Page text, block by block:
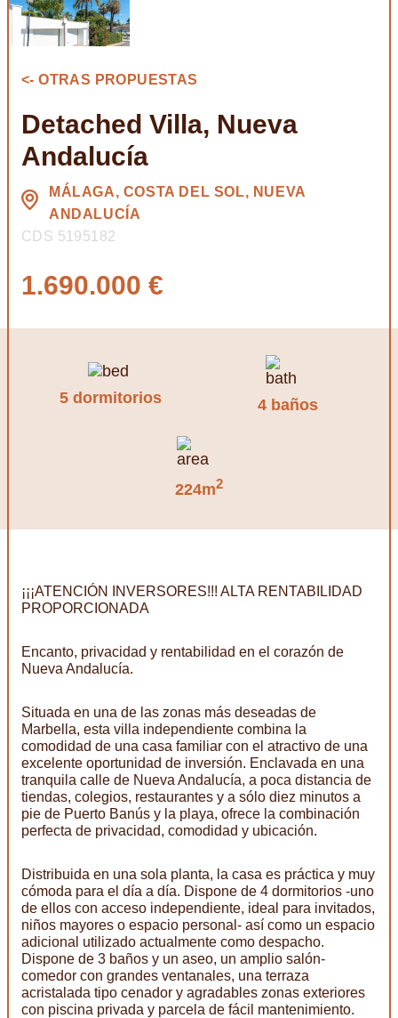
<- OTRAS PROPUESTAS
Detached Villa, Nueva
Andalucía
MÁLAGA, COSTA DEL SOL, NUEVA
ANDALUCÍA
CDS 5195182
1.690.000 €
5 dormitorios 4 baños
224m2
¡¡¡ATENCIÓN INVERSORES!!! ALTA RENTABILIDAD
PROPORCIONADA
Encanto, privacidad y rentabilidad en el corazón de
Nueva Andalucía.
Situada en una de las zonas más deseadas de
Marbella, esta villa independiente combina la
comodidad de una casa familiar con el atractivo de una
excelente oportunidad de inversión. Enclavada en una
tranquila calle de Nueva Andalucía, a poca distancia de
tiendas, colegios, restaurantes y a sólo diez minutos a
pie de Puerto Banús y la playa, ofrece la combinación
perfecta de privacidad, comodidad y ubicación.
Distribuida en una sola planta, la casa es práctica y muy
cómoda para el día a día. Dispone de 4 dormitorios -uno
de ellos con acceso independiente, ideal para invitados,
niños mayores o espacio personal- así como un espacio
adicional utilizado actualmente como despacho.
Dispone de 3 baños y un aseo, un amplio salón-
comedor con grandes ventanales, una terraza
acristalada tipo cenador y agradables zonas exteriores
con piscina privada y parcela de fácil mantenimiento.